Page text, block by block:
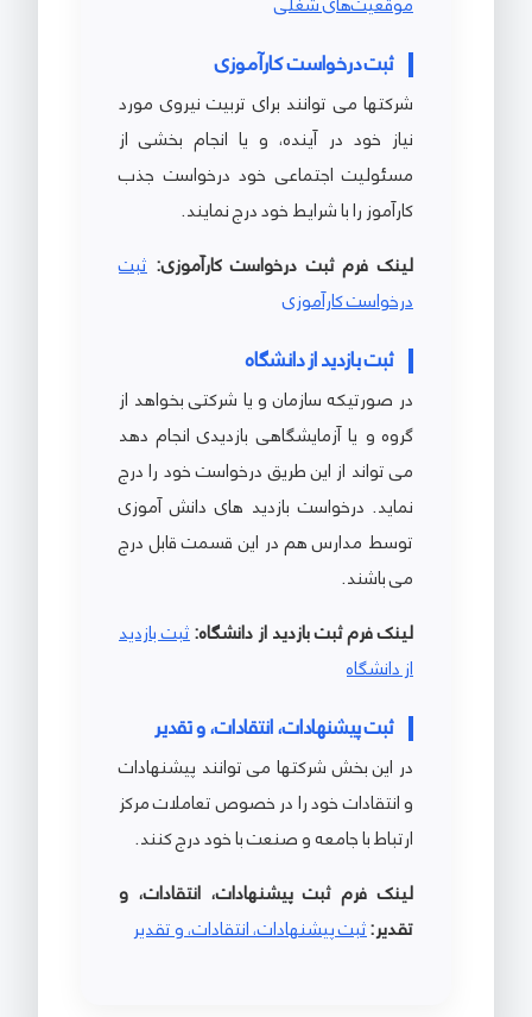
ثبت درخواست کارآموزی
شرکتها می توانند برای تربیت نیروی مورد
نیاز خود در آینده، و یا انجام بخشی از
مسئولیت اجتماعی خود درخواست جذب
کارآموز را با شرایط خود درج نمایند.
لینک فرم ثبت درخواست کارآموزی: ثبت
درخواست کارآموزی
ثبت بازدید از دانشگاه
در صورتیکه سازمان و یا شرکتی بخواهد از
گروه و یا آزمایشگاهی بازدیدی انجام دهد
می تواند از این طریق درخواست خود را درج
نماید. درخواست بازدید های دانش آموزی
توسط مدارس هم در این قسمت قابل درج
می باشند.
لینک فرم ثبت بازدید از دانشگاه:ثبت بازدید
از دانشگاه
ثبت پیشنهادات، انتقادات، و تقدیر
در این بخش شرکتها می توانند پیشنهادات
و انتقادات خود را در خصوص تعاملات مرکز
ارتباط با جامعه و صنعت با خود درج کنند.
لینک فرم ثبت پیشنهادات، انتقادات، و
تقدیر:ثبت پیشنهادات، انتقادات، و تقدیر